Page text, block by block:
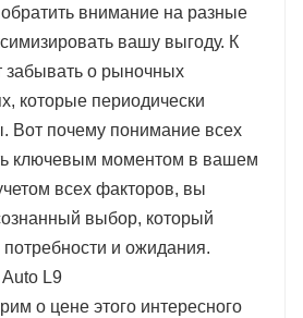
внимание на разные
вашу выгоду. К
забывать о рыночных
которые периодически
Вот почему понимание всех
ключевым моментом в вашем
всех факторов, вы
выбор, который
и ожидания.
L9
о цене этого интересного